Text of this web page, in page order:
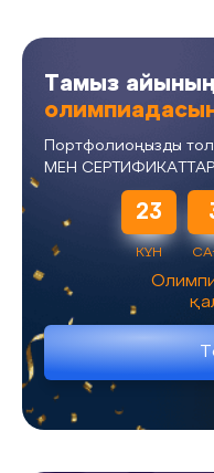
Тамыз
Портфолиоңызды
МЕН СЕРТИФИКАТТАР
23
КҮН